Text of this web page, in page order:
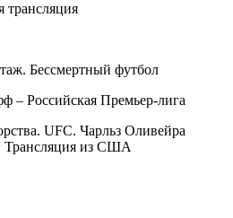
трансляция
Бессмертный футбол
– Российская Премьер-лига
UFC. Чарльз Оливейра
Трансляция из США